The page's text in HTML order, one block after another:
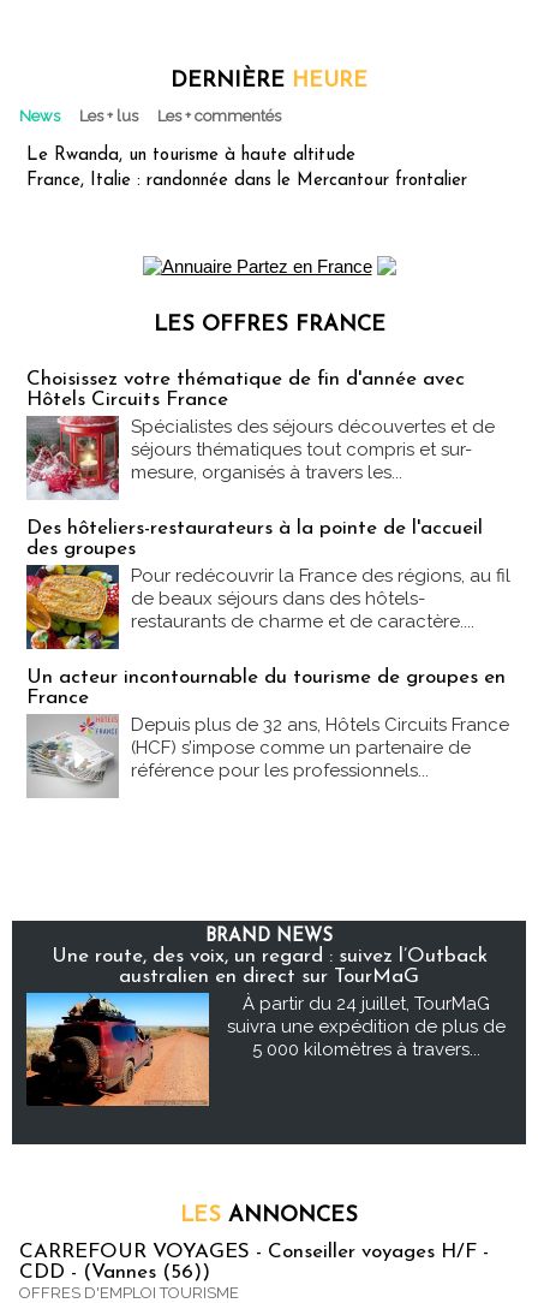
DERNIÈRE HEURE
News Les + lus Les + commentés
Le Rwanda, un tourisme à haute altitude
France, Italie : randonnée dans le Mercantour frontalier
LES OFFRES FRANCE
Choisissez votre thématique de fin d'année avec
Hôtels Circuits France
Spécialistes des séjours découvertes et de
séjours thématiques tout compris et sur-
mesure, organisés à travers les...
Des hôteliers-restaurateurs à la pointe de l'accueil
des groupes
Pour redécouvrir la France des régions, au fil
de beaux séjours dans des hôtels-
restaurants de charme et de caractère....
Un acteur incontournable du tourisme de groupes en
France
Depuis plus de 32 ans, Hôtels Circuits France
(HCF) s’impose comme un partenaire de
référence pour les professionnels...
BRAND NEWS
Une route, des voix, un regard : suivez l’Outback
australien en direct sur TourMaG
À partir du 24 juillet, TourMaG
suivra une expédition de plus de
5 000 kilomètres à travers...
LES ANNONCES
CARREFOUR VOYAGES - Conseiller voyages H/F -
CDD - (Vannes (56))
OFFRES D'EMPLOI TOURISME